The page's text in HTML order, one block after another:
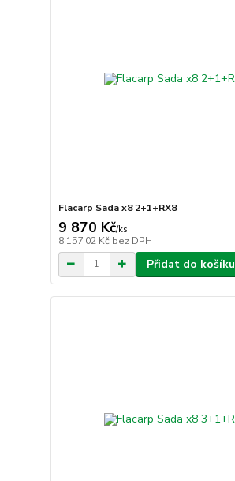
Flacarp Sada x8 2+1+RX8
9 870 Kč/ks
8 157,02 Kč bez DPH
Přidat do košíku